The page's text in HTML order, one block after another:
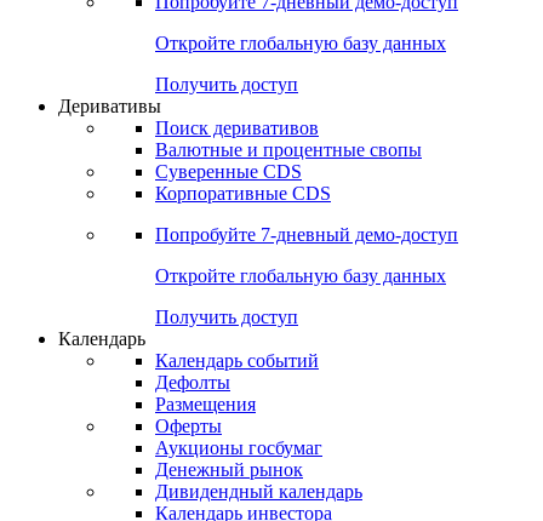
Поиск Mutual Funds
Попробуйте7-дневный
Откройте глобальную базу данных
Получить доступ
Деривативы
Валютные и процентные свопы
Корпоративные CDS
Попробуйте7-дневный
Откройте глобальную базу данных
Получить доступ
Календарь
Календарь событий
Дефолты
Размещения
Оферты